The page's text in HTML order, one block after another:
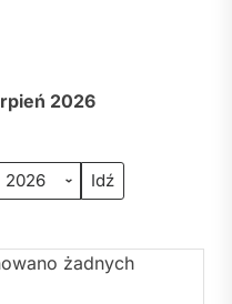
2026
żadnych